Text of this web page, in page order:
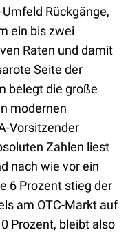
Rückgänge,
ein bis zwei
Raten und damit
Seite der
belegt die große
modernen
Vorsitzender
Zahlen liest
nach wie vor ein
6 Prozent stieg der
am OTC-Markt auf
Prozent, bleibt also